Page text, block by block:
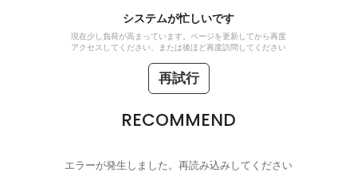
システムが忙しいです
現在少し負荷が高まっています。ページを更新してから再度
アクセスしてください、または後ほど再度訪問してください
再試行
RECOMMEND
エラーが発生しました。再読み込みしてください